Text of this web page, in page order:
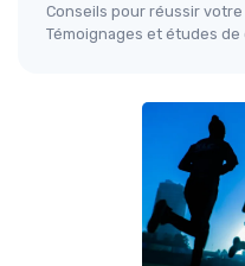
Conseils pour réussir votre
Témoignages et études de